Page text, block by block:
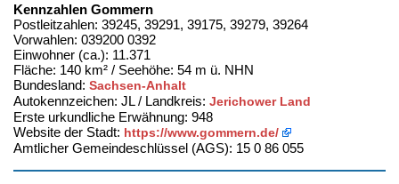
Kennzahlen Gommern
Postleitzahlen: 39245, 39291, 39175, 39279, 39264
Vorwahlen: 039200 0392
Einwohner (ca.): 11.371
Fläche: 140 km² / Seehöhe: 54 m ü. NHN
Bundesland: Sachsen-Anhalt
Autokennzeichen: JL / Landkreis: Jerichower Land
Erste urkundliche Erwähnung: 948
Website der Stadt: https://www.gommern.de/
Amtlicher Gemeindeschlüssel (AGS): 15 0 86 055